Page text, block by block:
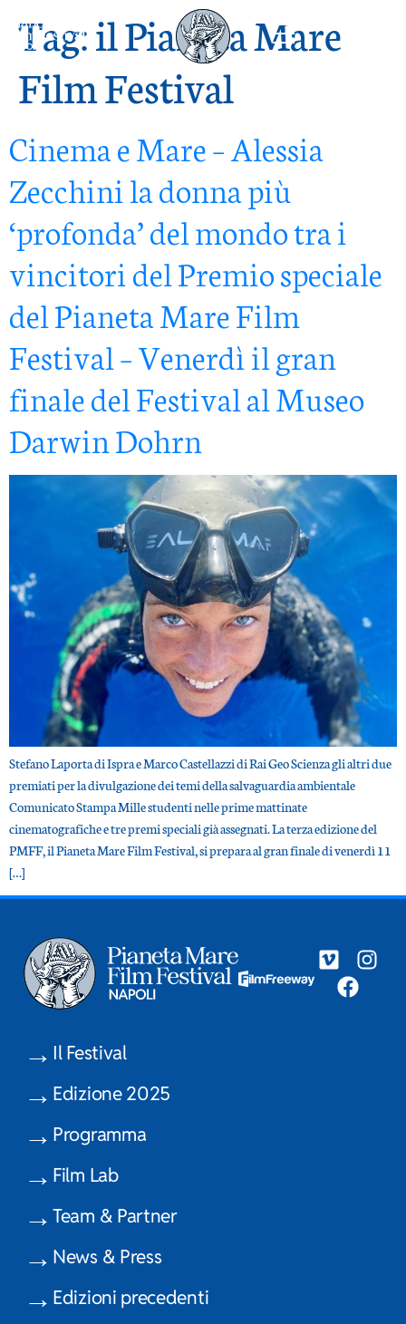
Tag:il Pianeta Mare
Film Festival
Cinema e Mare – Alessia
Zecchini la donna più
‘profonda’ del mondo tra i
vincitori del Premio speciale
del Pianeta Mare Film
Festival – Venerdì il gran
finale del Festival al Museo
Darwin Dohrn
Stefano Laporta di Ispra e Marco Castellazzi di Rai Geo Scienza gli altri due
premiati per la divulgazione dei temi della salvaguardia ambientale
Comunicato Stampa Mille studenti nelle prime mattinate
cinematografiche e tre premi speciali già assegnati. La terza edizione del
PMFF, il Pianeta Mare Film Festival, si prepara al gran finale di venerdì 11
[…]
Il Festival
Edizione 2025
Programma
Film Lab
Team & Partner
News & Press
Edizioni precedenti